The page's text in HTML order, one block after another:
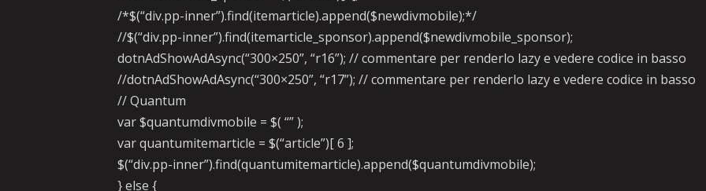
/*$(“div.pp-inner”).find(itemarticle).append($newdivmobile);*/
//$(“div.pp-inner”).find(itemarticle_sponsor).append($newdivmobile_sponsor);
dotnAdShowAdAsync(“300×250”, “r16”); // commentare per renderlo lazy e vedere codice in basso
//dotnAdShowAdAsync(“300×250”, “r17”); // commentare per renderlo lazy e vedere codice in basso
// Quantum
var $quantumdivmobile = $( “” );
var quantumitemarticle = $(“article”)[ 6 ];
$(“div.pp-inner”).find(quantumitemarticle).append($quantumdivmobile);
} else {